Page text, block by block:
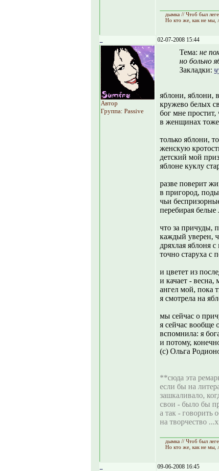
дымка // Чтоб был
Но кто же, как не мы,
02-07-2008 15:44
Автор
Группа: Passive
Тема: не
но больно
Закладки:
яблони, яблони,
кружево белых
бог мне
в женщинах
только яблони,
женскую
детский мой
яблоне куклу
разве поверит
в пригород,
чьи
перебирая белые
что за причуды,
каждый уверен,
дряхлая яблоня
точно старуха
и цветет из
и качает - весна,
ангел мой, пока
я смотрела на
мы сейчас о
я сейчас вообще
вспомнила: я
и потому,
(с) Ольга
**сюда эта
если бы на
зашкаливало,
свои - было бы
а так - говорить
на творчество
дымка // Чтоб был
Но кто же, как не мы,
09-06-2008 16:45